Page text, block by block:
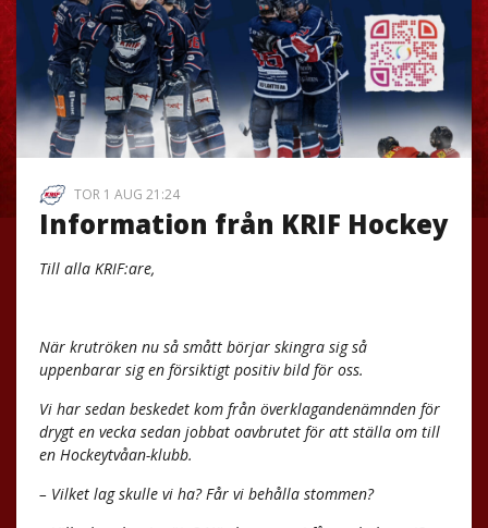
TOR 1 AUG 21:24
Information från KRIF Hockey
Till alla KRIF:are,
När krutröken nu så smått börjar skingra sig så
uppenbarar sig en försiktigt positiv bild för oss.
Vi har sedan beskedet kom från överklagandenämnden för
drygt en vecka sedan jobbat oavbrutet för att ställa om till
en Hockeytvåan-klubb.
– Vilket lag skulle vi ha? Får vi behålla stommen?